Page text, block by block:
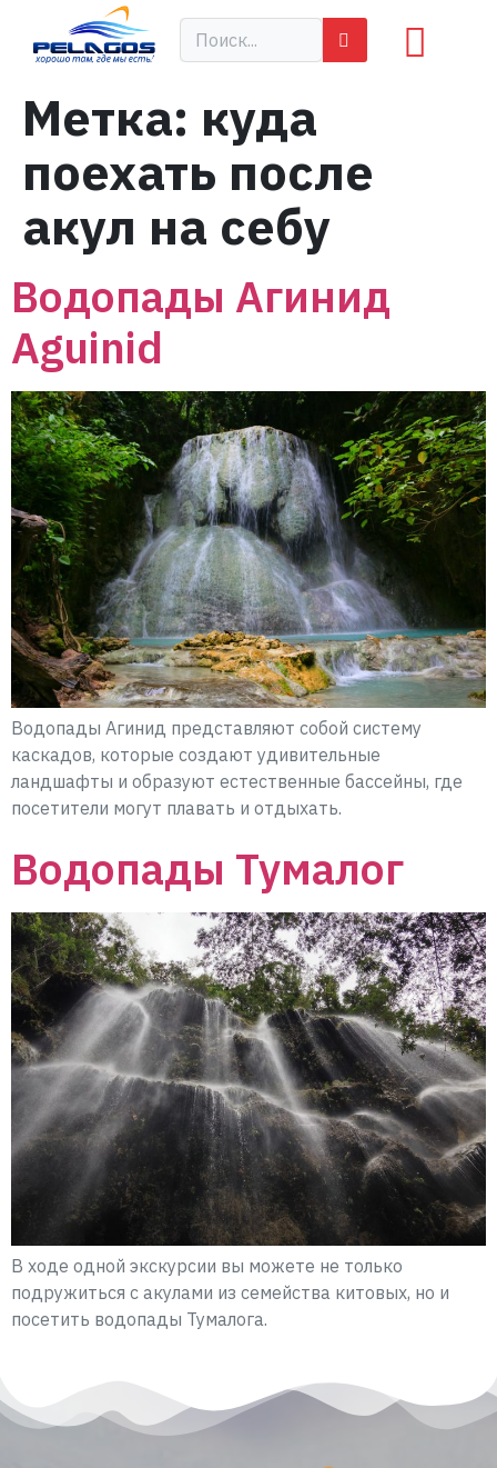
Метка: куда
поехать после
акул на себу
Водопады Агинид
Aguinid
Водопады Агинид представляют собой систему
каскадов, которые создают удивительные
ландшафты и образуют естественные бассейны, где
посетители могут плавать и отдыхать.
Водопады Тумалог
В ходе одной экскурсии вы можете не только
подружиться с акулами из семейства китовых, но и
посетить водопады Тумалога.